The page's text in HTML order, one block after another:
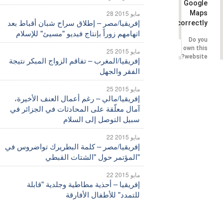
28 مايو 2015
إفريقيا/مصر – إطلاق سراح شبان أقباط بعد
اتهامهم زوراً بإنتاج فيديو "مسيئ" للإسلام
25 مايو 2015
إفريقيا/المغرب – تفاقم الزواج المبكر نتيجة
الفقر والجهل
25 مايو 2015
إفريقيا/مالي – رغم أعمال العنف الأخيرة،
آمال معلّقة على المحادثات في الجزائر في
سبيل التوصل إلى السلام
22 مايو 2015
إفريقيا/مصر – كلمة البطريرك تواضروس في
22 مايو 2015
إفريقيا – أحذية مطاطية وجلدية "قابلة
للتمدد" للأطفال الأفارقة
Google
Maps
correctly.
Do you
own this
website?